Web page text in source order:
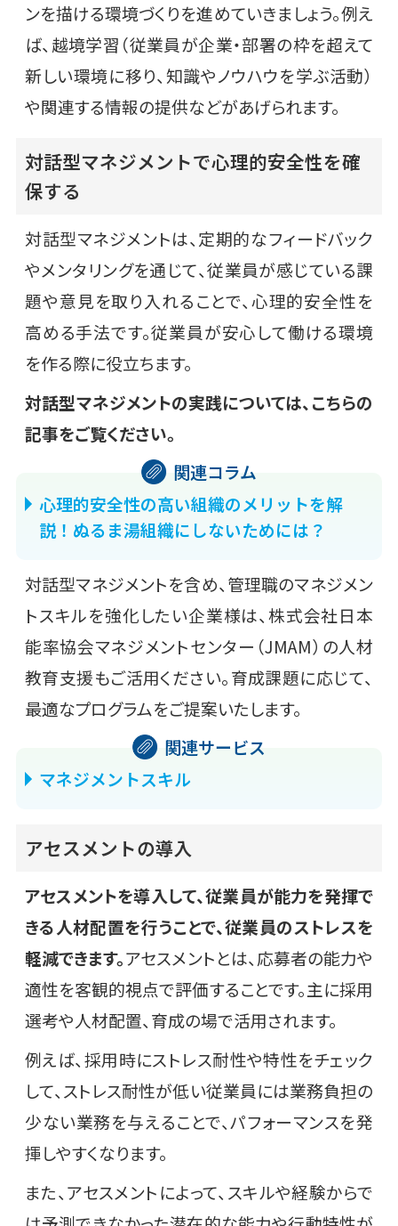
ンを描ける環境づくりを進めていきましょう。例え
ば、越境学習（従業員が企業・部署の枠を超えて
新しい環境に移り、知識やノウハウを学ぶ活動）
や関連する情報の提供などがあげられます。
対話型マネジメントで心理的安全性を確
保する
対話型マネジメントは、定期的なフィードバック
やメンタリングを通じて、従業員が感じている課
題や意見を取り入れることで、心理的安全性を
高める手法です。従業員が安心して働ける環境
を作る際に役立ちます。
対話型マネジメントの実践については、こちらの
記事をご覧ください。
心理的安全性の高い組織のメリットを解
説！ぬるま湯組織にしないためには？
対話型マネジメントを含め、管理職のマネジメン
トスキルを強化したい企業様は、株式会社日本
能率協会マネジメントセンター（JMAM）の人材
教育支援もご活用ください。育成課題に応じて、
最適なプログラムをご提案いたします。
マネジメントスキル
アセスメントの導入
アセスメントを導入して、従業員が能力を発揮で
きる人材配置を行うことで、従業員のストレスを
軽減できます。アセスメントとは、応募者の能力や
適性を客観的視点で評価することです。主に採用
選考や人材配置、育成の場で活用されます。
例えば、採用時にストレス耐性や特性をチェック
して、ストレス耐性が低い従業員には業務負担の
少ない業務を与えることで、パフォーマンスを発
揮しやすくなります。
また、アセスメントによって、スキルや経験からで